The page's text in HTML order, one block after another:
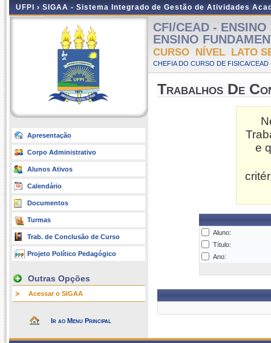
UFPI › SIGAA - Sistema Integrado de Gestão de Atividades
Apresentação
Corpo Administrativo
Alunos Ativos
Calendário
Documentos
Turmas
Trab. de Conclusão de Curso
Projeto Político Pedagógico
Outras Opções
Acessar o SIGAA
Ir ao Menu Principal
CFI/CEAD -
ENSINO
CURSO NÍVEL LATO
CHEFIA DO CURSO DE FISICA/CEAD
Trabalhos De
e
Aluno:
Título:
Ano: